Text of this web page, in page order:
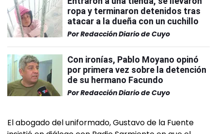
ropa y terminaron detenidos tras
atacar a la dueña con un cuchillo
PorRedacción Diario de Cuyo
Con ironías, Pablo Moyano opinó
por primera vez sobre la detención
de su hermano Facundo
PorRedacción Diario de Cuyo
El abogado del uniformado, Gustavo de la Fuente